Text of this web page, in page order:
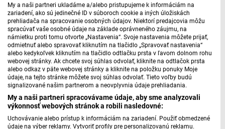
My a naši partneri ukladáme a/alebo pristupujeme k informáciám na
zariadení, ako sú jedinečné ID v súboroch cookie a iných úložiskách
prehliadača na spracovanie osobných údajov. Niektorí predajcovia môžu
spracúvať vaše osobné údaje na základe oprávneného záujmu, na
námietku proti tomu otvorte „Nastavenia“. Svoje nastavenia môžete prijať,
odmietnuť alebo spravovať kliknutím na tlačidlo „Spravovať nastavenia“
alebo kedykoľvek kliknutím na tlačidlo odtlačku prsta v ľavom dolnom rohu
webovej stránky. Ak chcete svoj súhlas odvolať, kliknite na odtlačok prsta
alebo odkaz v päte webovej stránky a kliknite na položku ponuky Moje
údaje, na tejto stránke môžete svoj súhlas odvolať. Tieto voľby budú
signalizované našim partnerom a neovplyvnia údaje prehliadania.
My a naši partneri spracovávame údaje, aby sme analyzovali
výkonnosť webových stránok a robili nasledovné:
Uchovávanie alebo prístup k informáciám na zariadení. Použiť obmedzené
údaje na výber reklamy. Vytvoriť profily pre personalizovanú reklamu.
plavba propelerom z jedného na druhý breh Dunaja - trvala
síce iba pár minút, ale bola obrovským zážitkom najmä pre
deti. Janka Bleyová sa však svojho sprievodcu pýtala
ďalej.
Prechádzka v okolí bratislavského Propeleru II.
Máte problém s prehrávaním?Nahláste nám chybuv prehrávači.